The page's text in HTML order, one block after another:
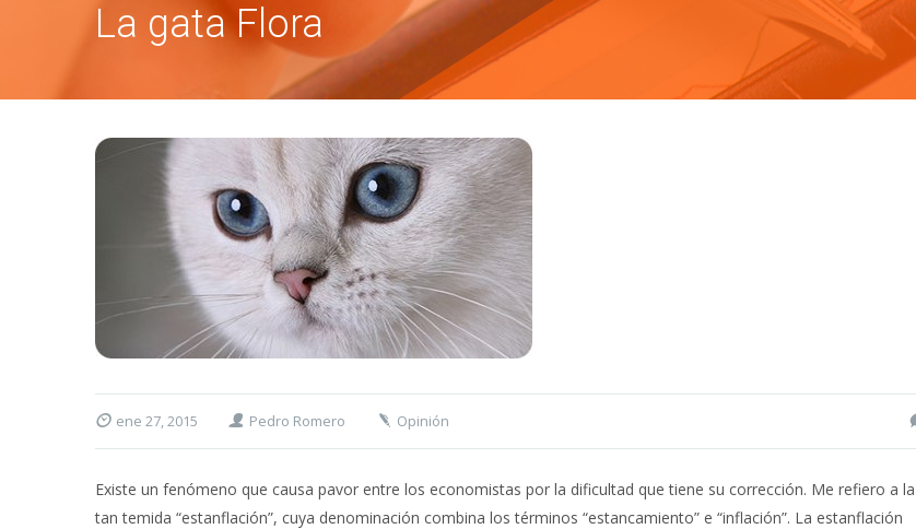
La gata Flora
ene 27, 2015 Pedro Romero Opinión
Existe un fenómeno que causa pavor entre los economistas por la dificultad que tiene su corrección. Me refiero a la
tan temida “estanflación”, cuya denominación combina los términos “estancamiento” e “inflación”. La estanflación